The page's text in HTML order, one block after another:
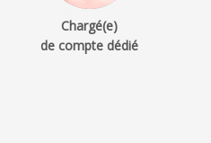
Chargé(e)
de compte dédié